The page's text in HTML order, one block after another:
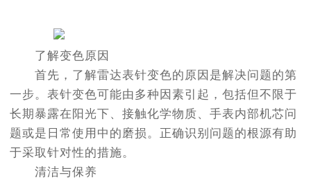
了解变色原因
首先，了解雷达表针变色的原因是解决问题的第
一步。表针变色可能由多种因素引起，包括但不限于
长期暴露在阳光下、接触化学物质、手表内部机芯问
题或是日常使用中的磨损。正确识别问题的根源有助
于采取针对性的措施。
清洁与保养